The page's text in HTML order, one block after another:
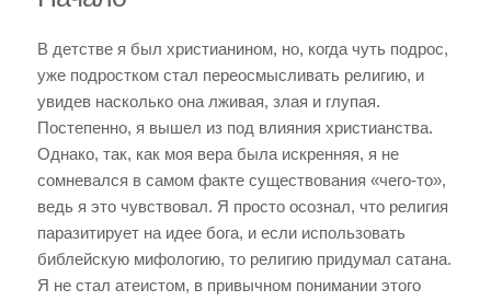
В детстве я был христианином, но, когда чуть подрос,
уже подростком стал переосмысливать религию, и
увидев насколько она лживая, злая и глупая.
Постепенно, я вышел из под влияния христианства.
Однако, так, как моя вера была искренняя, я не
сомневался в самом факте существования «чего-то»,
ведь я это чувствовал. Я просто осознал, что религия
паразитирует на идее бога, и если использовать
библейскую мифологию, то религию придумал сатана.
Я не стал атеистом, в привычном понимании этого